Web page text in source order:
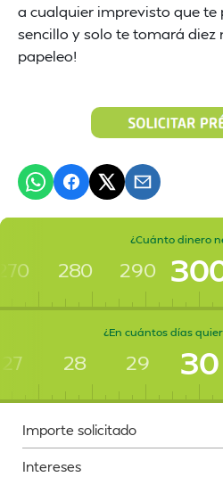
a cualquier imprevisto que te
sencillo y solo te tomará diez
papeleo!
¿Cuánto dinero
280 290
¿En cuántos días
27 28 29 30
Importe solicitado
Intereses